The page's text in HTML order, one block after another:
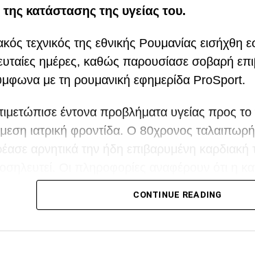
κατάστασης της υγείας του.
τεχνικός της εθνικής Ρουμανίας εισήχθη
ημέρες, καθώς παρουσίασε σοβαρή
με τη ρουμανική εφημερίδα ProSport.
έντονα προβλήματα υγείας προς
ιατρική φροντίδα. Ο 80χρονος
αρνητικά την ήδη επιβαρυμένη καρδιακή
νοσηλείας του.
CONTINUE READING